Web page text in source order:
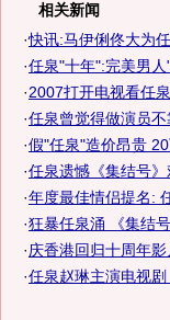
相关新闻
·快讯:马伊俐佟大为
·任泉"十年":完美男
·2007打开电视看任
·任泉曾觉得做演员不
·假"任泉"造价昂贵
·任泉遗憾《集结号》
·年度最佳情侣提名:
·狂暴任泉涌 《集结
·庆香港回归十周年影
·任泉赵琳主演电视剧